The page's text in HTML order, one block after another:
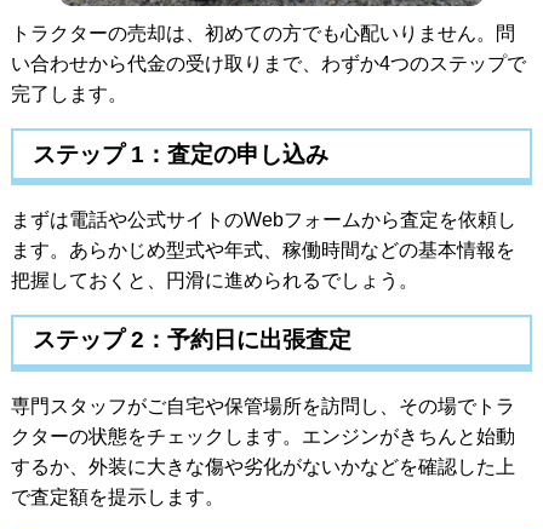
トラクターの売却は、初めての方でも心配いりません。問
い合わせから代金の受け取りまで、わずか4つのステップで
完了します。
ステップ 1：査定の申し込み
まずは電話や公式サイトのWebフォームから査定を依頼し
ます。あらかじめ型式や年式、稼働時間などの基本情報を
把握しておくと、円滑に進められるでしょう。
ステップ 2：予約日に出張査定
専門スタッフがご自宅や保管場所を訪問し、その場でトラ
クターの状態をチェックします。エンジンがきちんと始動
するか、外装に大きな傷や劣化がないかなどを確認した上
で査定額を提示します。